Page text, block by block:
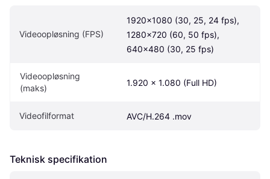
Videoopløsning (FPS)
1920x1080 (30, 25, 24 fps),
1280x720 (60, 50 fps),
640x480 (30, 25 fps)
Videoopløsning
(maks)
1.920 x 1.080 (Full HD)
Videofilformat AVC/H.264 .mov
Teknisk specifikation